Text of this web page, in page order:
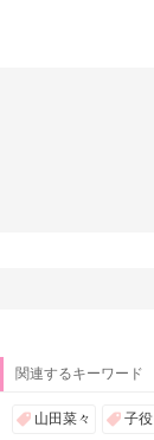
関連するキーワード
山田菜々 子役